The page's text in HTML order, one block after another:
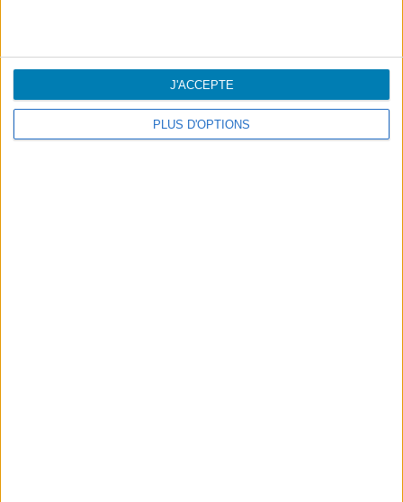
PLUS D'OPTIONS
J'ACCEPTE
voyage, sans aucune aide extérieure.